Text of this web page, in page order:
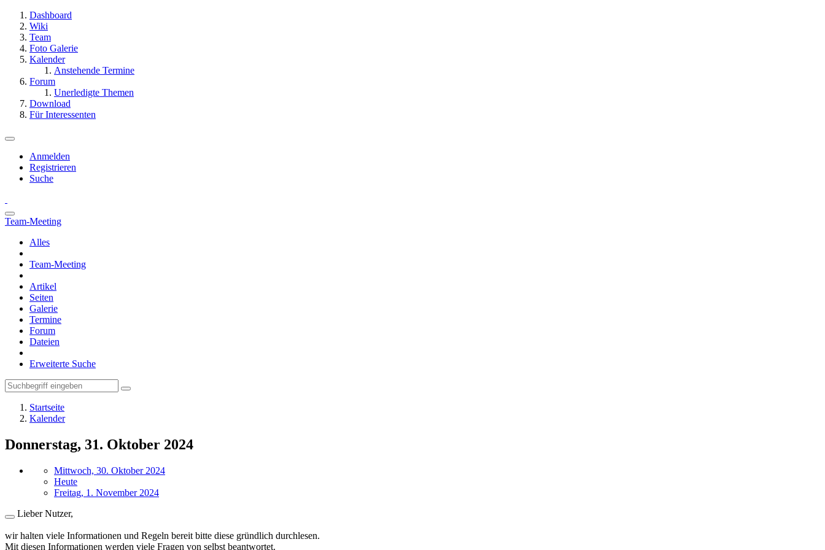
Dashboard
Wiki
Team
Foto Galerie
Kalender
Anstehende Termine
Forum
Unerledigte Themen
Download
Für Interessenten
Anmelden
Registrieren
Suche
Team-Meeting
Alles
Team-Meeting
Artikel
Seiten
Galerie
Termine
Forum
Dateien
Erweiterte Suche
Startseite
Kalender
Donnerstag, 31. Oktober 2024
Mittwoch, 30. Oktober 2024
Heute
Freitag, 1. November 2024
Lieber Nutzer,
wir halten viele Informationen und Regeln bereit bitte diese gründlich durchlesen.
Mit diesen Informationen werden viele Fragen von selbst beantwortet.